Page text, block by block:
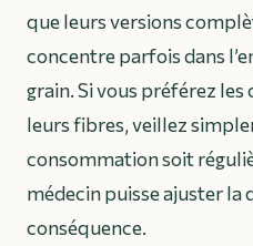
que leurs versions
concentre parfois dans
grain. Si vous préférez
leurs fibres, veillez
consommation soit
médecin puisse ajuster la
conséquence.